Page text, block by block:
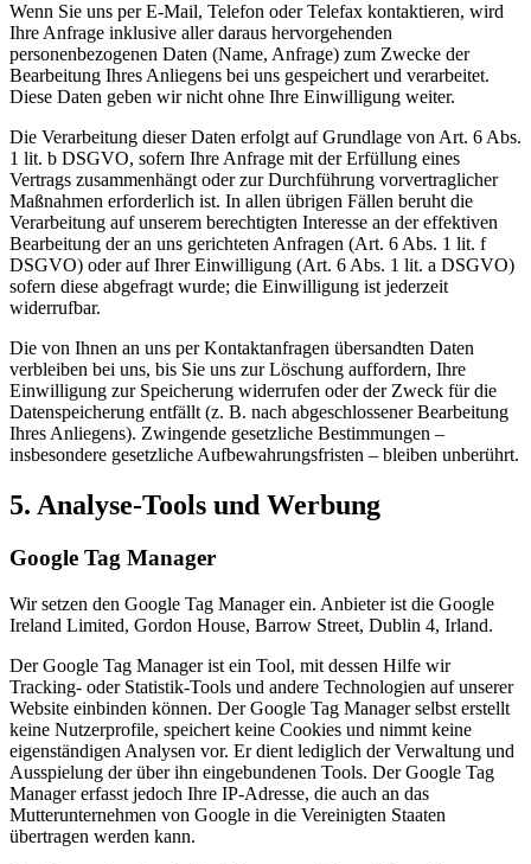
Wenn Sie uns per E-Mail, Telefon oder Telefax kontaktieren, wird
Ihre Anfrage inklusive aller daraus hervorgehenden
personenbezogenen Daten (Name, Anfrage) zum Zwecke der
Bearbeitung Ihres Anliegens bei uns gespeichert und verarbeitet.
Diese Daten geben wir nicht ohne Ihre Einwilligung weiter.
Die Verarbeitung dieser Daten erfolgt auf Grundlage von Art. 6 Abs.
1 lit. b DSGVO, sofern Ihre Anfrage mit der Erfüllung eines
Vertrags zusammenhängt oder zur Durchführung vorvertraglicher
Maßnahmen erforderlich ist. In allen übrigen Fällen beruht die
Verarbeitung auf unserem berechtigten Interesse an der effektiven
Bearbeitung der an uns gerichteten Anfragen (Art. 6 Abs. 1 lit. f
DSGVO) oder auf Ihrer Einwilligung (Art. 6 Abs. 1 lit. a DSGVO)
sofern diese abgefragt wurde; die Einwilligung ist jederzeit
widerrufbar.
Die von Ihnen an uns per Kontaktanfragen übersandten Daten
verbleiben bei uns, bis Sie uns zur Löschung auffordern, Ihre
Einwilligung zur Speicherung widerrufen oder der Zweck für die
Datenspeicherung entfällt (z. B. nach abgeschlossener Bearbeitung
Ihres Anliegens). Zwingende gesetzliche Bestimmungen –
insbesondere gesetzliche Aufbewahrungsfristen – bleiben unberührt.
5. Analyse-Tools und Werbung
Google Tag Manager
Wir setzen den Google Tag Manager ein. Anbieter ist die Google
Ireland Limited, Gordon House, Barrow Street, Dublin 4, Irland.
Der Google Tag Manager ist ein Tool, mit dessen Hilfe wir
Tracking- oder Statistik-Tools und andere Technologien auf unserer
Website einbinden können. Der Google Tag Manager selbst erstellt
keine Nutzerprofile, speichert keine Cookies und nimmt keine
eigenständigen Analysen vor. Er dient lediglich der Verwaltung und
Ausspielung der über ihn eingebundenen Tools. Der Google Tag
Manager erfasst jedoch Ihre IP-Adresse, die auch an das
Mutterunternehmen von Google in die Vereinigten Staaten
übertragen werden kann.